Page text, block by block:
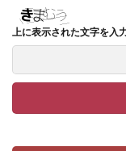
上に表示された文字を入